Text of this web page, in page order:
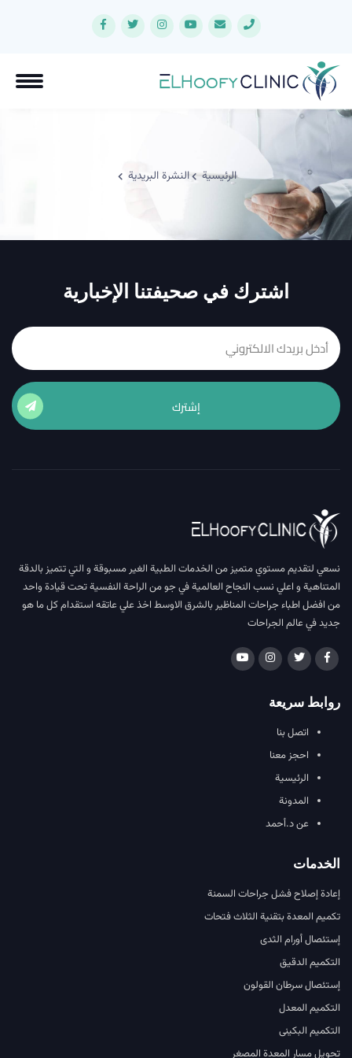
الرئيسية النشرة البريدية
اشترك في صحيفتنا الإخبارية
إشترك
نسعي لتقديم مستوي متميز من الخدمات الطبية الغير مسبوقة و التي تتميز بالدقة
المتناهية و اعلي نسب النجاح العالمية في جو من الراحة النفسية تحت قيادة واحد
من افضل اطباء جراحات المناظير بالشرق الاوسط اخذ علي عاتقه استقدام كل ما هو
جديد في عالم الجراحات
روابط سريعة
اتصل بنا
احجز معنا
الرئيسية
المدونة
عن د.أحمد
الخدمات
إعادة إصلاح فشل جراحات السمنة
تكميم المعدة بتقنية الثلاث فتحات
إستئصال أورام الثدى
التكميم الدقيق
إستئصال سرطان القولون
التكميم المعدل
التكميم البكينى
تحويل مسار المعدة المصغر